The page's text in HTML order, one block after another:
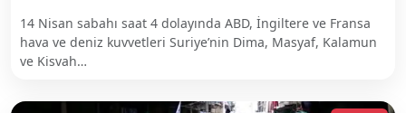
14 Nisan sabahı saat 4 dolayında ABD, İngiltere ve Fransa
hava ve deniz kuvvetleri Suriye’nin Dima, Masyaf, Kalamun
ve Kisvah…